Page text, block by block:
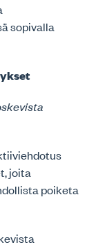
sopivalla
joita
poiketa